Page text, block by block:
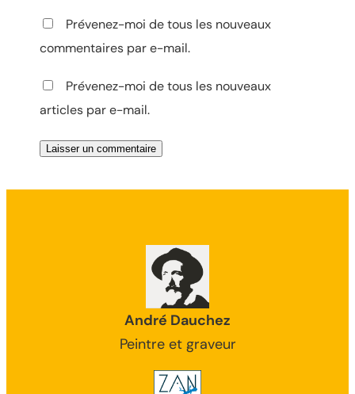
Prévenez-moi de tous les nouveaux
commentaires par e-mail.
Prévenez-moi de tous les nouveaux
articles par e-mail.
André Dauchez
Peintre et graveur